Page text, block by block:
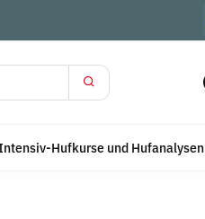
Hufkurse und Hufanalysen